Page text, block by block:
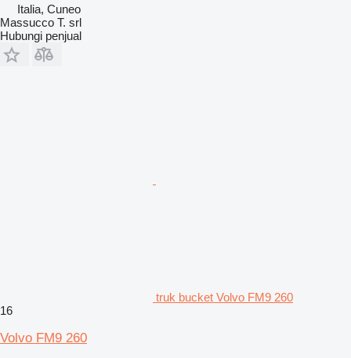
Italia, Cuneo
Massucco T. srl
Hubungi penjual
truk bucket Volvo FM9 260
16
Volvo FM9 260